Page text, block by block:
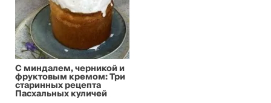
С миндалем, черникой и
фруктовым кремом: Три
старинных рецепта
Пасхальных куличей